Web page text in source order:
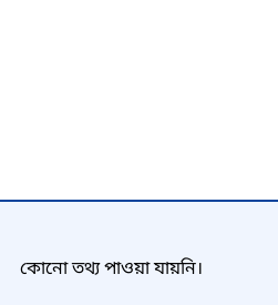
কোনো তথ্য পাওয়া যায়নি।